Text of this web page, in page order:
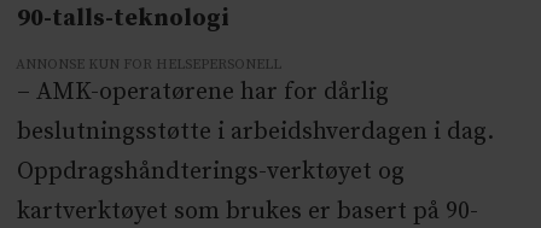
90-talls-teknologi
ANNONSE KUN FOR HELSEPERSONELL
– AMK-operatørene har for dårlig
beslutningsstøtte i arbeidshverdagen i dag.
Oppdragshåndterings-verktøyet og
kartverktøyet som brukes er basert på 90-